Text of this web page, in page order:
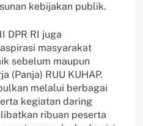
kebijakan publik.
DPR RI juga
masyarakat
sebelum maupun
(Panja) RUU KUHAP.
melalui berbagai
kegiatan daring
ribuan peserta